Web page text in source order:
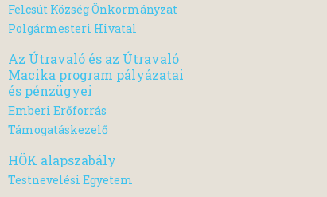
Felcsút Község Önkormányzat
Polgármesteri Hivatal
Az Útravaló és az Útravaló
Macika program pályázatai
és pénzügyei
Emberi Erőforrás
Támogatáskezelő
HÖK alapszabály
Testnevelési Egyetem